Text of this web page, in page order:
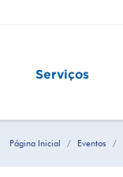
Serviços
Página Inicial Eventos